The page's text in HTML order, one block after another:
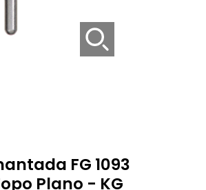
FG 1093
Plano - KG